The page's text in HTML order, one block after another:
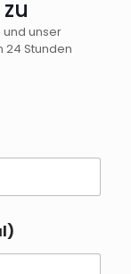
und unser
24 Stunden